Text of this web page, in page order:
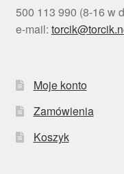
500 113 990 (8-16 w
e-mail:
Moje konto
Zamówienia
Koszyk